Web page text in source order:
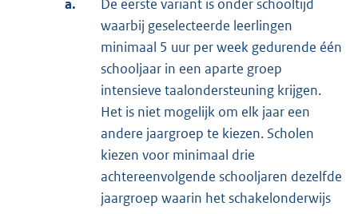
a.
De eerste variant is onder schooltijd
waarbij geselecteerde leerlingen
minimaal 5 uur per week gedurende één
schooljaar in een aparte groep
intensieve taalondersteuning krijgen.
Het is niet mogelijk om elk jaar een
andere jaargroep te kiezen. Scholen
kiezen voor minimaal drie
achtereenvolgende schooljaren dezelfde
jaargroep waarin het schakelonderwijs